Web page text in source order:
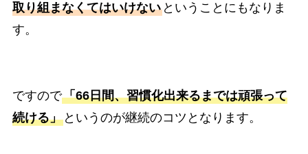
取り組まなくてはいけないということにもなりま
す。
ですので「66日間、習慣化出来るまでは頑張って
続ける」というのが継続のコツとなります。